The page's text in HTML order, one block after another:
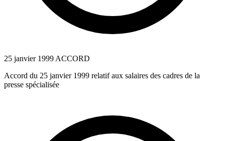
25 janvier 1999 ACCORD
Accord du 25 janvier 1999 relatif aux salaires des cadres de la
presse spécialisée